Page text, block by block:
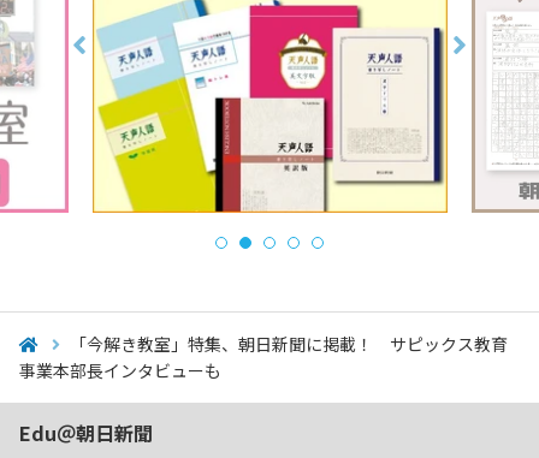
「今解き教室」特集、朝日新聞に掲載！ サピックス教育
事業本部長インタビューも
Edu＠朝日新聞